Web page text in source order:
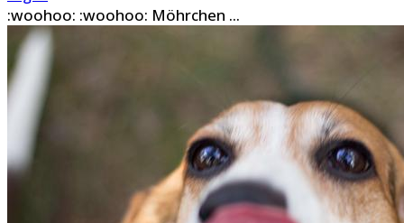
:woohoo: :woohoo: Möhrchen ...